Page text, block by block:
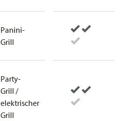
Panini-
Grill
Party-
Grill /
elektrischer
Grill